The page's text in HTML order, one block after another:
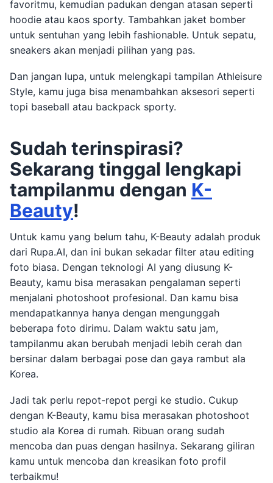
favoritmu, kemudian padukan dengan atasan seperti
hoodie atau kaos sporty. Tambahkan jaket bomber
untuk sentuhan yang lebih fashionable. Untuk sepatu,
sneakers akan menjadi pilihan yang pas.
Dan jangan lupa, untuk melengkapi tampilan Athleisure
Style, kamu juga bisa menambahkan aksesori seperti
topi baseball atau backpack sporty.
Sudah terinspirasi?
Sekarang tinggal lengkapi
tampilanmu dengan K-
Beauty!
Untuk kamu yang belum tahu, K-Beauty adalah produk
dari Rupa.AI, dan ini bukan sekadar filter atau editing
foto biasa. Dengan teknologi AI yang diusung K-
Beauty, kamu bisa merasakan pengalaman seperti
menjalani photoshoot profesional. Dan kamu bisa
mendapatkannya hanya dengan mengunggah
beberapa foto dirimu. Dalam waktu satu jam,
tampilanmu akan berubah menjadi lebih cerah dan
bersinar dalam berbagai pose dan gaya rambut ala
Korea.
Jadi tak perlu repot-repot pergi ke studio. Cukup
dengan K-Beauty, kamu bisa merasakan photoshoot
studio ala Korea di rumah. Ribuan orang sudah
mencoba dan puas dengan hasilnya. Sekarang giliran
kamu untuk mencoba dan kreasikan foto profil
terbaikmu!